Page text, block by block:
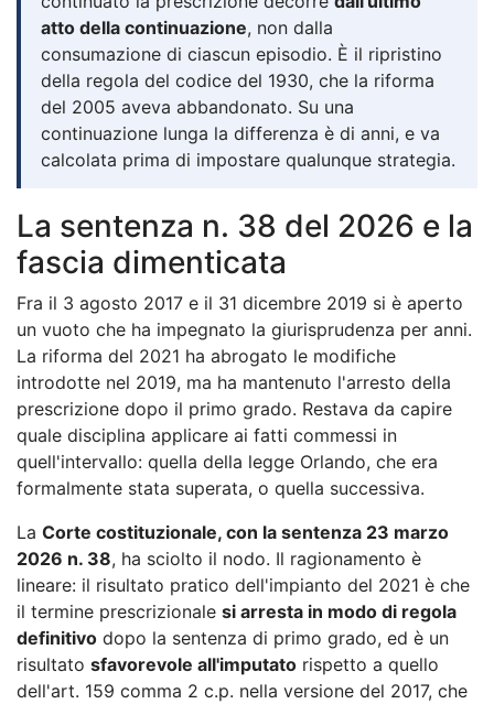
atto della continuazione, non dalla
consumazione di ciascun episodio. È il ripristino
della regola del codice del 1930, che la riforma
del 2005 aveva abbandonato. Su una
continuazione lunga la differenza è di anni, e va
calcolata prima di impostare qualunque strategia.
La sentenza n. 38 del 2026 e la
fascia dimenticata
Fra il 3 agosto 2017 e il 31 dicembre 2019 si è aperto
un vuoto che ha impegnato la giurisprudenza per anni.
La riforma del 2021 ha abrogato le modifiche
introdotte nel 2019, ma ha mantenuto l'arresto della
prescrizione dopo il primo grado. Restava da capire
quale disciplina applicare ai fatti commessi in
quell'intervallo: quella della legge Orlando, che era
formalmente stata superata, o quella successiva.
La Corte costituzionale, con la sentenza 23 marzo
2026 n. 38, ha sciolto il nodo. Il ragionamento è
lineare: il risultato pratico dell'impianto del 2021 è che
il termine prescrizionale si arresta in modo di regola
definitivo dopo la sentenza di primo grado, ed è un
risultato sfavorevole all'imputato rispetto a quello
dell'art. 159 comma 2 c.p. nella versione del 2017, che